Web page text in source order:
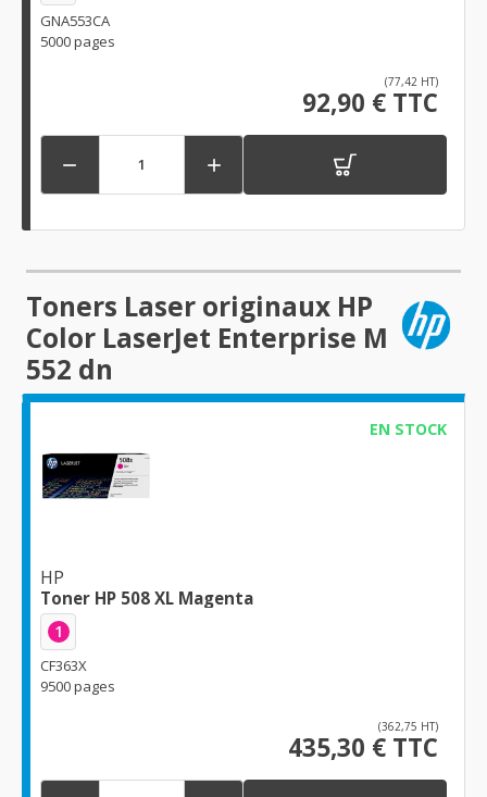
GNA553CA
5000 pages
(77,42 HT)
92,90 € TTC
 
Toners Laser originaux HP
Color LaserJet Enterprise M
552 dn
EN STOCK
HP
Toner HP 508 XL Magenta
1
CF363X
9500 pages
(362,75 HT)
435,30 € TTC